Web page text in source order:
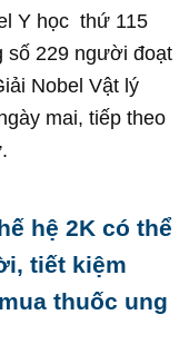
Y học thứ 115
số 229 người đoạt
Nobel Vật lý
mai, tiếp theo
hệ 2K có thể
tiết kiệm
thuốc ung